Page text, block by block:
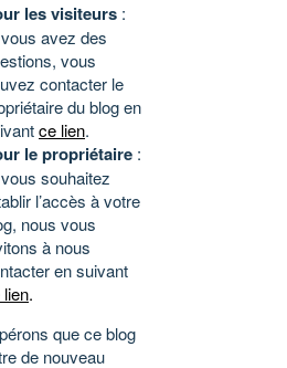
les visiteurs :
avez des
vous
contacter le
du blog en
ce lien.
le propriétaire :
souhaitez
l’accès à votre
nous vous
à nous
en suivant
.
que ce blog
de nouveau